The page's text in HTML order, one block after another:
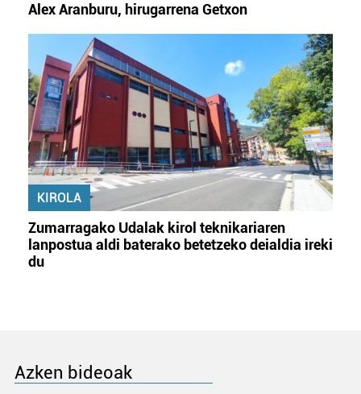
Alex Aranburu, hirugarrena Getxon
KIROLA
Zumarragako Udalak kirol teknikariaren
lanpostua aldi baterako betetzeko deialdia ireki
du
Azken bideoak